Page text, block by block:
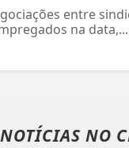
entre
na data,...
NO